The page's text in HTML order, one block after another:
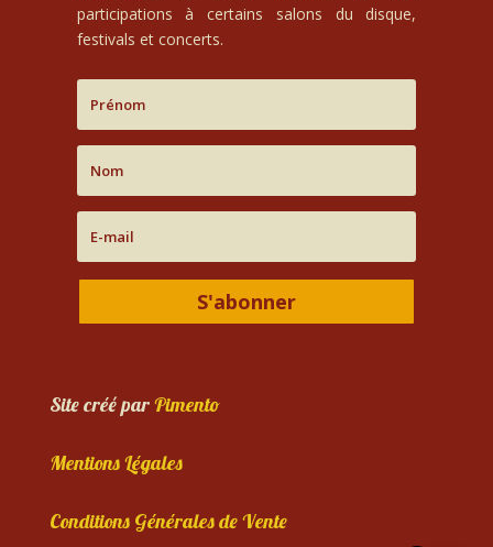
participations à certains salons du disque,
festivals et concerts.
S'abonner
Site créé parPimento
Mentions Légales
Conditions Générales de Vente